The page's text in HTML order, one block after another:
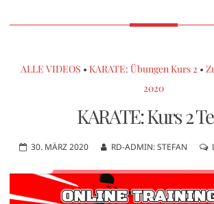
ALLE VIDEOS • KARATE: Übungen Kurs 2 •
2020
KARATE: Kurs 2
30. MÄRZ 2020 RD-ADMIN: STEFAN